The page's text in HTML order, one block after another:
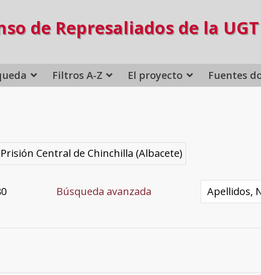
de Represaliados de la UGT
Filtros A-Z El proyecto Fuentes
Prisión Central de Chinchilla (Albacete)
Búsqueda avanzada